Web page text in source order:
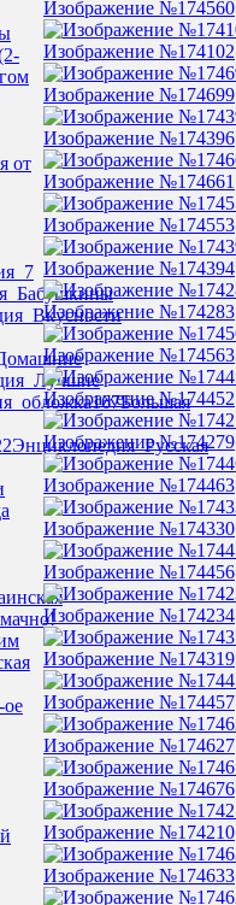
от
167Большая
Энциклопедия_Русская
ое
Изображение №174560
Изображение №174102
Изображение №174699
Изображение №174396
Изображение №174661
Изображение №174553
Изображение №174394
Изображение №174283
Изображение №174563
Изображение №174452
Изображение №174279
Изображение №174463
Изображение №174330
Изображение №174456
Изображение №174234
Изображение №174319
Изображение №174457
Изображение №174627
Изображение №174676
Изображение №174210
Изображение №174633